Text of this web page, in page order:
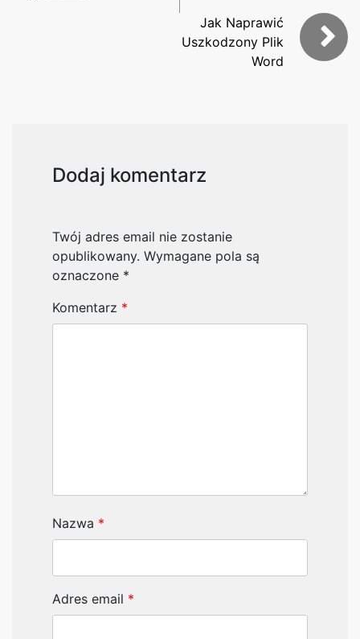
Jak Naprawić
Uszkodzony Plik
Word
Dodaj komentarz
Twój adres email nie zostanie
opublikowany. Wymagane pola są
oznaczone *
Komentarz *
Nazwa *
Adres email *